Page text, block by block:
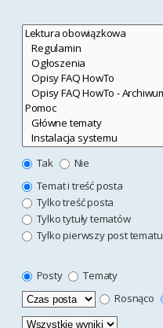
Tak
Nie
Temat i treść posta
Tylko treść posta
Tylko tytuły tematów
Tylko pierwszy post tematu
Posty
Tematy
Rosnąco